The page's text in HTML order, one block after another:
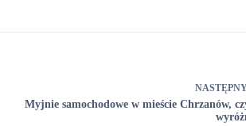
Myjnie samochodowe w mieście Chrzanów,